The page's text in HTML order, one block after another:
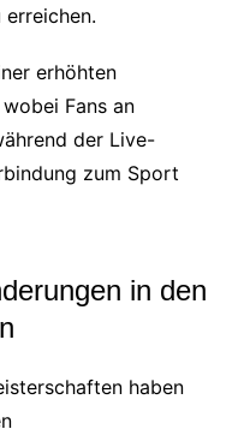
erhöhten
Fans an
der Live-
zum Sport
in den
haben